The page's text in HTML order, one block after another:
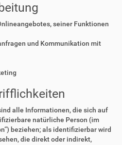
seiner Funktionen
und Kommunikation mit
alle Informationen, die sich auf
natürliche Person (im
beziehen; als identifizierbar wird
die direkt oder indirekt,